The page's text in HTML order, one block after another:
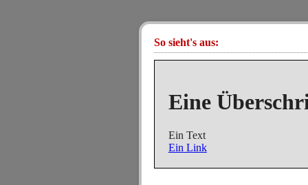
So sieht's aus:
Eine
Ein Text
Ein Link